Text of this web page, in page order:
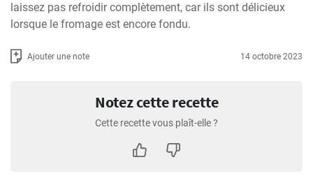
laissez pas refroidir complètement, car ils sont délicieux
lorsque le fromage est encore fondu.
Ajouter une note 14 octobre 2023
Notez cette recette
Cette recette vous plaît-elle ?